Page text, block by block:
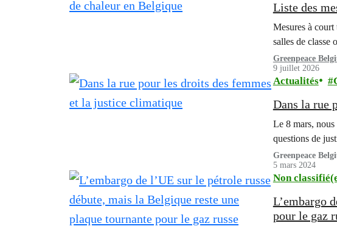
Liste des
Mesures à
salles de classe
Greenpeace
9 juillet 2026
Actualités
Dans la rue
Le 8 mars,
questions de
Greenpeace
5 mars 2024
Non
L’embargo
pour le gaz